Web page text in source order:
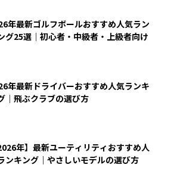
年最新ゴルフボールおすすめ人気ラン
グ25選｜初心者・中級者・上級者向け
年最新ドライバーおすすめ人気ランキ
｜飛ぶクラブの選び方
2026年】最新ユーティリティおすすめ人
ンキング｜やさしいモデルの選び方